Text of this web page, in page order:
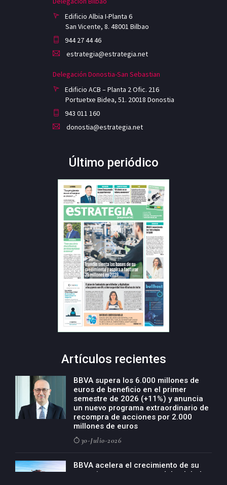
Edificio Albia I-Planta 6
San Vicente, 8. 48001 Bilbao
944 27 44 46
estrategia@estrategia.net
Delegación Donostia-San Sebastian
Edificio ACB – Planta 2 Ofic. 216
Portuetxe Bidea, 51. 20018 Donostia
943 011 160
donostia@estrategia.net
Último periódico
Artículos recientes
BBVA supera los 6.000 millones de
euros de beneficio en el primer
semestre de 2026 (+11%) y anuncia
un nuevo programa extraordinario de
recompra de acciones por 2.000
millones de euros
30-Julio-2026
BBVA acelera el crecimiento de su
negocio agro con un modelo global